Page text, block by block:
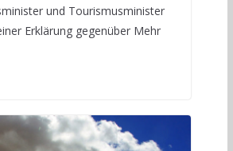
und Tourismusminister
Erklärung gegenüber Mehr